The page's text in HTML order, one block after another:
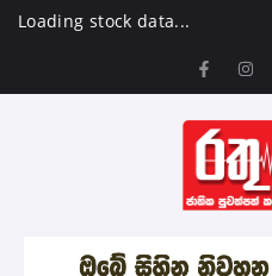
Loading stock data...